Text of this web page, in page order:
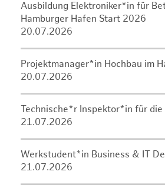
Ausbildung Elektroniker*in für
Hamburger Hafen Start 2026
20.07.2026
Projektmanager*in Hochbau im
20.07.2026
Technische*r Inspektor*in für die
21.07.2026
Werkstudent*in Business & IT
21.07.2026